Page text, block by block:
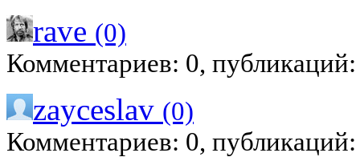
rave (0)
Комментариев: 0,
zayceslav (0)
Комментариев: 0,